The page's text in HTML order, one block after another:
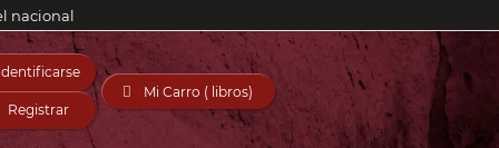
nacional
Registrar
 Mi Carro ( libros)